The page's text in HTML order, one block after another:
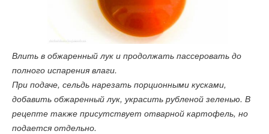
Влить в обжаренный лук и продолжать пассеровать до
полного испарения влаги.
При подаче, сельдь нарезать порционными кусками,
добавить обжаренный лук, украсить рубленой зеленью. В
рецепте также присутствует отварной картофель, но
подается отдельно.